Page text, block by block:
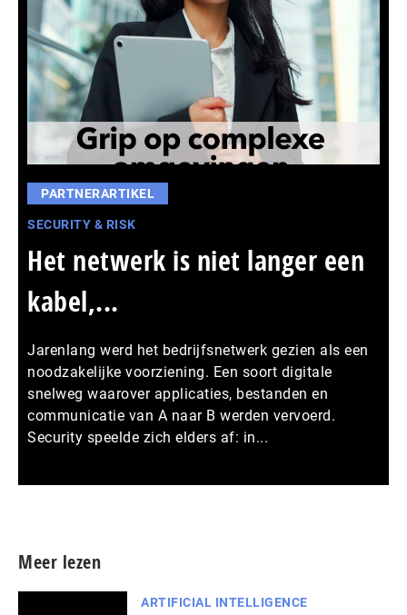
PARTNERARTIKEL
SECURITY & RISK
Het netwerk is niet langer een
kabel,...
Jarenlang werd het bedrijfsnetwerk gezien als een
noodzakelijke voorziening. Een soort digitale
snelweg waarover applicaties, bestanden en
communicatie van A naar B werden vervoerd.
Security speelde zich elders af: in...
Meer lezen
ARTIFICIAL INTELLIGENCE